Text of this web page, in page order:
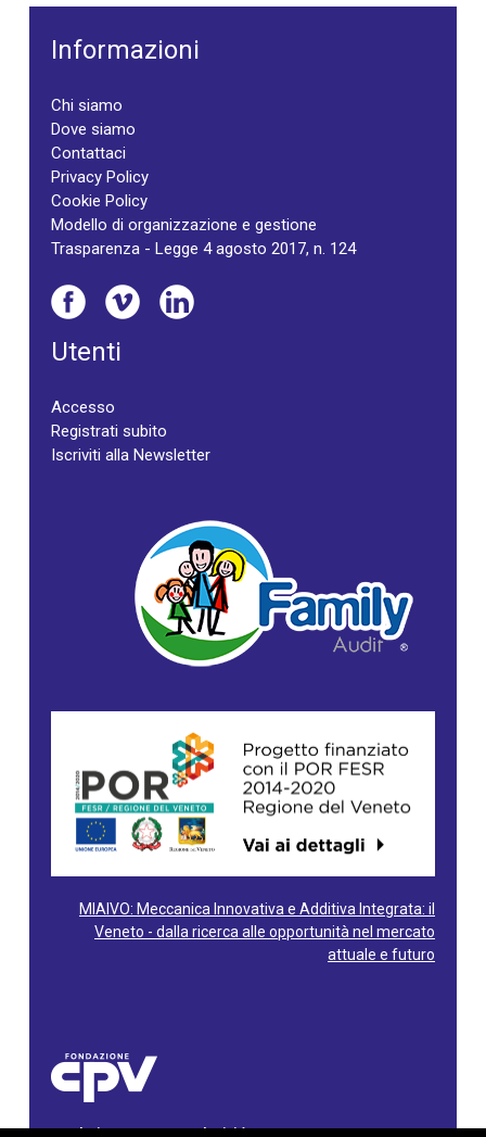
Informazioni
Chi siamo
Dove siamo
Contattaci
Privacy Policy
Cookie Policy
Modello di organizzazione e gestione
Trasparenza - Legge 4 agosto 2017, n. 124
Utenti
Accesso
Registrati subito
Iscriviti alla Newsletter
MIAIVO: Meccanica Innovativa e Additiva Integrata: il
Veneto - dalla ricerca alle opportunità nel mercato
attuale e futuro